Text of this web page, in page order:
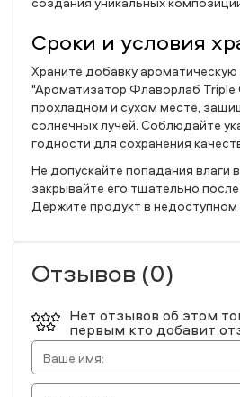
Сроки и условия
Храните добавку
"Ароматизатор Флаворлаб Triple
прохладном и сухом месте,
солнечных лучей. Соблюдайте
годности для сохранения
Не допускайте попадания влаги
закрывайте его тщательно
Держите продукт в
Отзывов (0)
Нет отзывов об этом
первым кто добавит